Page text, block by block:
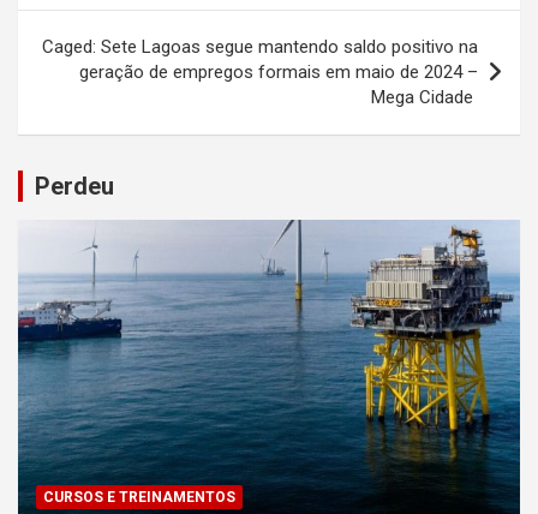
Caged: Sete Lagoas segue mantendo saldo positivo na
geração de empregos formais em maio de 2024 –
Mega Cidade
Perdeu
CURSOS E TREINAMENTOS